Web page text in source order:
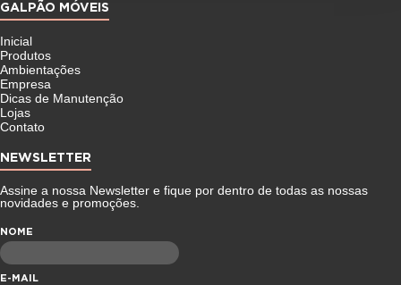
GALPÃO MÓVEIS
Inicial
Produtos
Ambientações
Empresa
Dicas de Manutenção
Lojas
Contato
NEWSLETTER
Assine a nossa Newsletter e fique por dentro de todas as nossas
novidades e promoções.
NOME
E-MAIL